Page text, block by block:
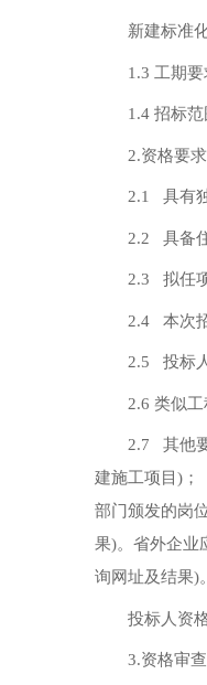
新建标准
1.3 工期
1.4 招标
2.资格要求
2.1 具有
2.2 具备
2.3 拟任
2.4 本次
2.5 投标
2.6 类似
2.7 其他
建施工项目)；
部门颁发的岗
果)。省外企业
询网址及结果)。
投标人资
3.资格